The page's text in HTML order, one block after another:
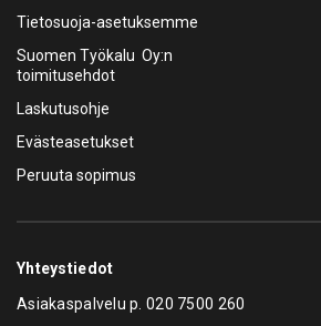
Tietosuoja-asetuksemme
Suomen Työkalu Oy:n
toimitusehdot
Laskutusohje
Evästeasetukset
Peruuta sopimus
Yhteystiedot
Asiakaspalvelu p.020 7500 260